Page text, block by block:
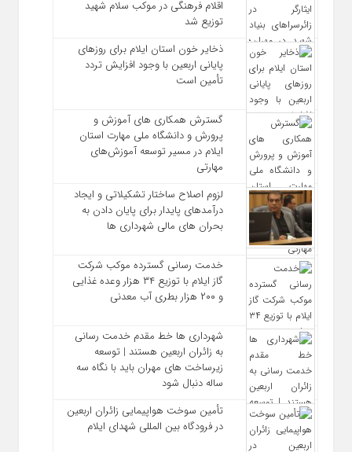
اقلام فرهنگی در موکب سلام شهید
توزیع شد
ذخایر خون استان ایلام برای روزهای
پایانی اربعین با وجود افزایش تردد
تأمین است
گسترش همکاری‌ های آموزش و
پرورش و دانشگاه ملی مهارت استان
ایلام در مسیر توسعه آموزش‌های
مهارتی
لزوم اصلاح ساختار تشکیلاتی و ایجاد
درآمدهای پایدار برای پایان دادن به
بحران‌ های مالی شهرداری‌ ها
خدمت رسانی گسترده موکب شرکت
گاز ایلام با توزیع ۳۴ هزار وعده غذایی
و ۲۰۰ هزار بطری آب معدنی
شهرداری‌ ها خط مقدم خدمت ‌رسانی
به زائران اربعین هستند | توسعه
زیرساخت ‌های مهران باید با نگاه سه‌
ساله دنبال شود
تأمین سوخت هواپیمایی زائران اربعین
در فرودگاه بین المللی شهدای ایلام